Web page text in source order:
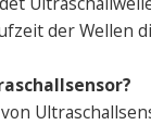
der Wellen